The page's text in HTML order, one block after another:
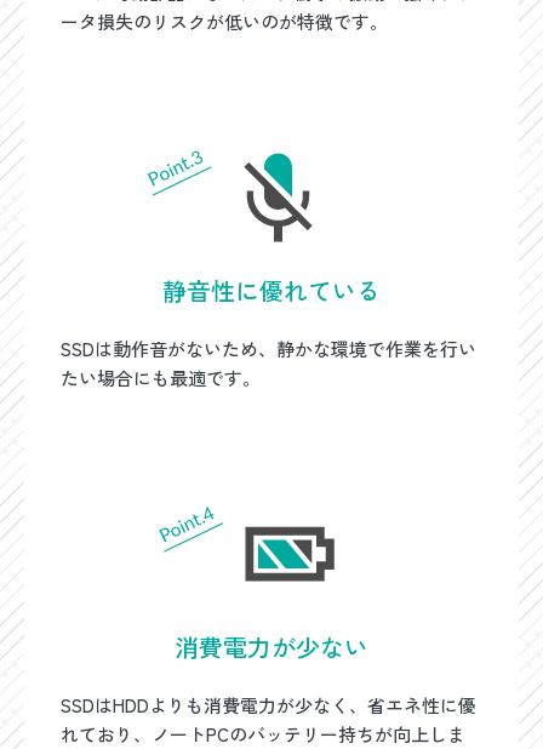
ータ損失のリスクが低いのが特徴です。
静音性に優れている
SSDは動作音がないため、静かな環境で作業を行い
たい場合にも最適です。
消費電力が少ない
SSDはHDDよりも消費電力が少なく、省エネ性に優
れており、ノートPCのバッテリー持ちが向上しま